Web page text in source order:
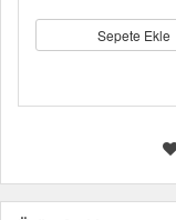
Sepete Ekle